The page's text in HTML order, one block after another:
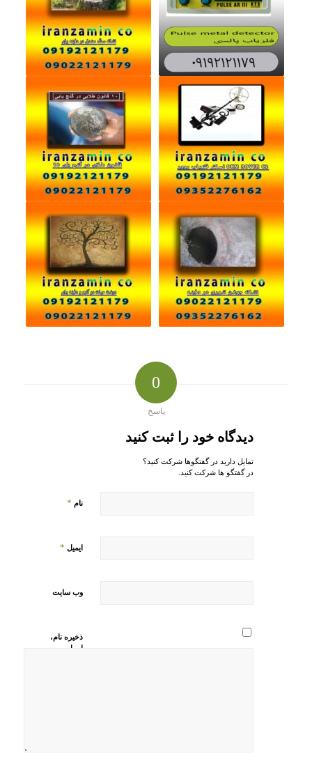
0
پاسخ
دیدگاه خود را ثبت کنید
تمایل دارید در گفتگوها شرکت کنید؟
در گفتگو ها شرکت کنید.
نام *
ایمیل *
وب‌ سایت
ذخیره نام،
ایمیل و